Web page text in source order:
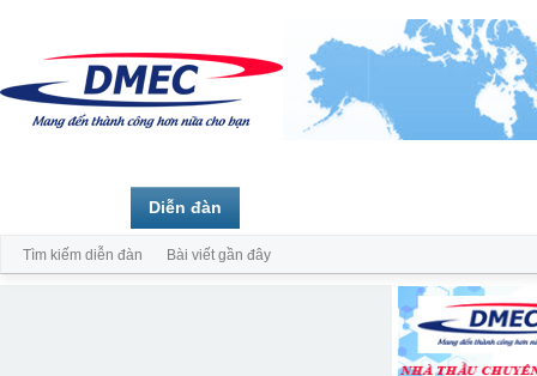
Diễn đàn
Tìm kiếm diễn đàn Bài viết gần đây